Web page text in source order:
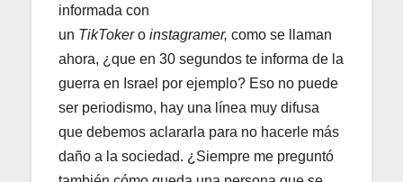
informada con
un TikTokero instagramer, como se llaman
ahora, ¿que en 30 segundos te informa de la
guerra en Israel por ejemplo? Eso no puede
ser periodismo, hay una línea muy difusa
que debemos aclararla para no hacerle más
daño a la sociedad. ¿Siempre me preguntó